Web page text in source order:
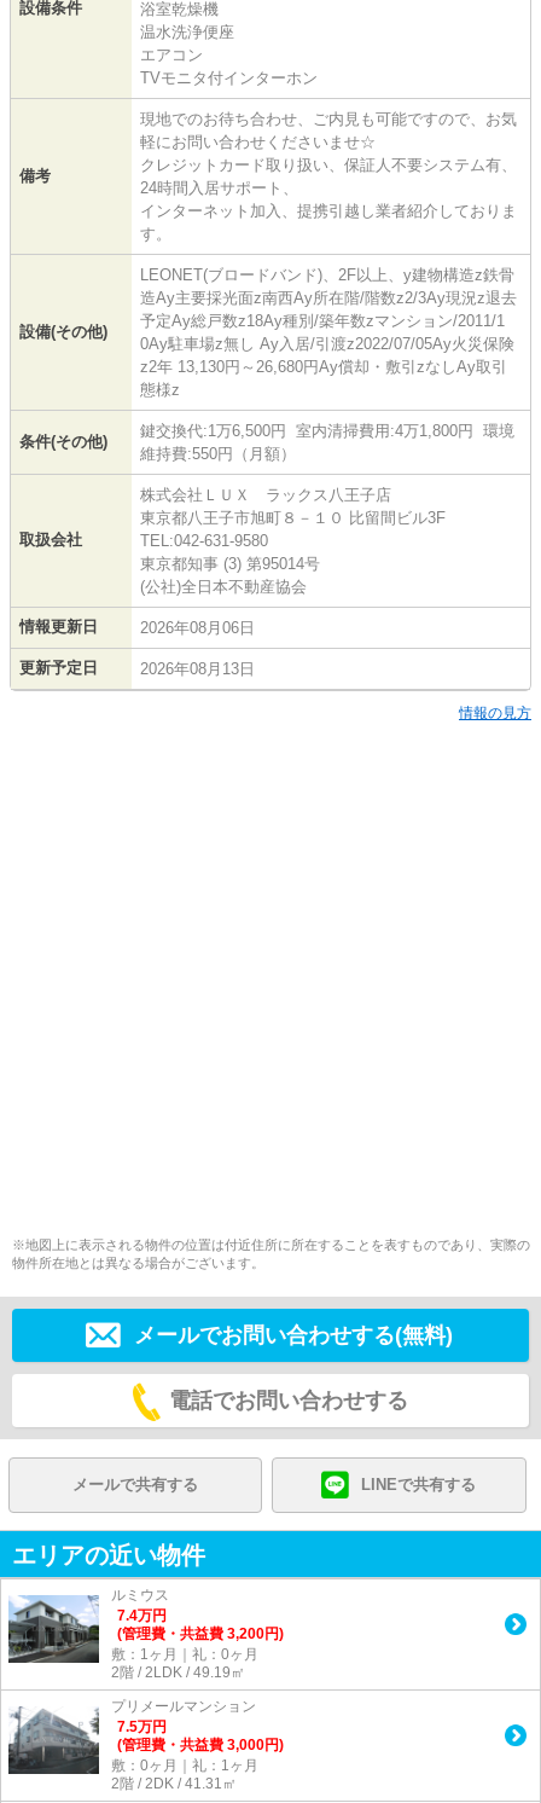
設備条件
浴室乾燥機
温水洗浄便座
エアコン
TVモニタ付インターホン
備考
現地でのお待ち合わせ、ご内見も可能ですので、お気
軽にお問い合わせくださいませ☆
クレジットカード取り扱い、保証人不要システム有、
24時間入居サポート、
インターネット加入、提携引越し業者紹介しておりま
す。
設備(その他)
LEONET(ブロードバンド)、2F以上、y建物構造z鉄骨
造Ay主要採光面z南西Ay所在階/階数z2/3Ay現況z退去
予定Ay総戸数z18Ay種別/築年数zマンション/2011/1
0Ay駐車場z無し Ay入居/引渡z2022/07/05Ay火災保険
z2年 13,130円～26,680円Ay償却・敷引zなしAy取引
態様z
条件(その他)
鍵交換代:1万6,500円 室内清掃費用:4万1,800円 環境
維持費:550円（月額）
取扱会社
株式会社ＬＵＸ ラックス八王子店
東京都八王子市旭町８－１０ 比留間ビル3F
TEL:042-631-9580
東京都知事 (3) 第95014号
(公社)全日本不動産協会
情報更新日 2026年08月06日
更新予定日 2026年08月13日
情報の見方
※地図上に表示される物件の位置は付近住所に所在することを表すものであり、実際の
物件所在地とは異なる場合がございます。
メールでお問い合わせする(無料)
電話でお問い合わせする
メールで共有する LINEで共有する
エリアの近い物件
ルミウス
7.4万円
(管理費・共益費 3,200円)
敷：1ヶ月｜礼：0ヶ月
2階 / 2LDK / 49.19㎡
プリメールマンション
7.5万円
(管理費・共益費 3,000円)
敷：0ヶ月｜礼：1ヶ月
2階 / 2DK / 41.31㎡